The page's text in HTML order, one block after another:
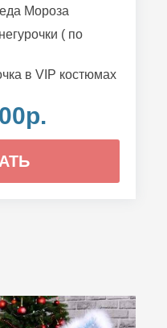
Мороза
( по
в VIP костюмах